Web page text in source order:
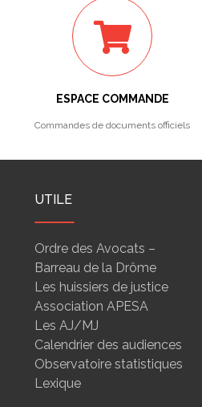
ESPACE COMMANDE
Commandes de documents officiels
UTILE
Ordre des Avocats –
Barreau de la Drôme
Les huissiers de justice
Association APESA
Les AJ/MJ
Calendrier des audiences
Observatoire statistiques
Lexique